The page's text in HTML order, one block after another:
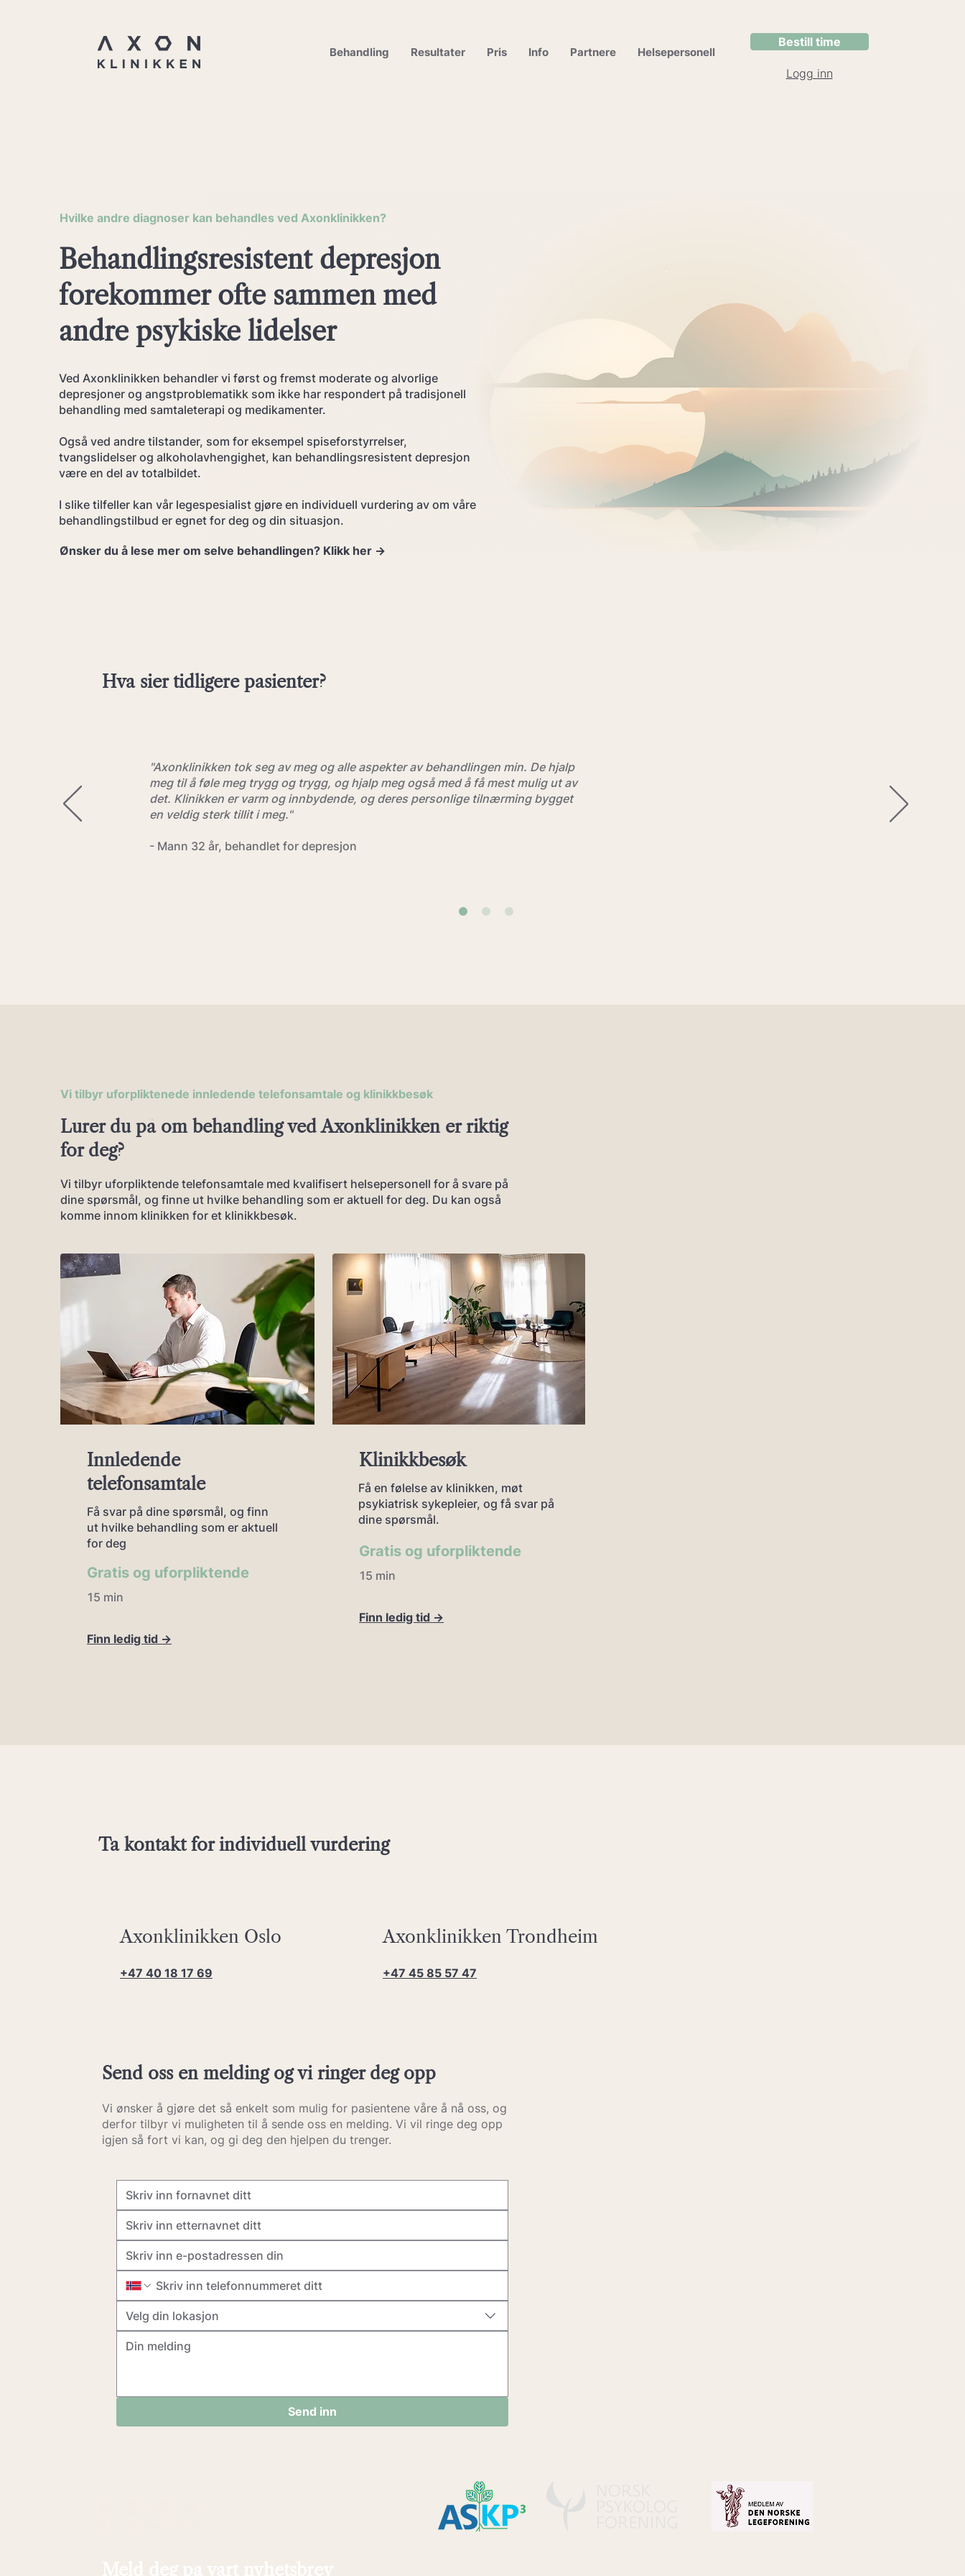
Behandling Resultater Pris Info Partnere Helsepersonell
Bestill time
Logg inn
Hvilke andre diagnoser kan behandles ved Axonklinikken?
Behandlingsresistent depresjon
forekommer ofte sammen med
andre psykiske lidelser
Ved Axonklinikken behandler vi først og fremst moderate og alvorlige
depresjoner og angstproblematikk som ikke har respondert på tradisjonell
behandling med samtaleterapi og medikamenter.
Også ved andre tilstander, som for eksempel spiseforstyrrelser,
tvangslidelser og alkoholavhengighet, kan behandlingsresistent depresjon
være en del av totalbildet.
I slike tilfeller kan vår legespesialist gjøre en individuell vurdering av om våre
behandlingstilbud er egnet for deg og din situasjon.
Ønsker du å lese mer om selve behandlingen? Klikk her ->
Hva sier tidligere pasienter?
"Axonklinikken tok seg av meg og alle aspekter av behandlingen min. De hjalp
meg til å føle meg trygg og trygg, og hjalp meg også med å få mest mulig ut av
det. Klinikken er varm og innbydende, og deres personlige tilnærming bygget
en veldig sterk tillit i meg."
- Mann 32 år, behandlet for depresjon
Vi tilbyr uforpliktenede innledende telefonsamtale og klinikkbesøk
Lurer du på om behandling ved Axonklinikken er riktig
for deg?
Vi tilbyr uforpliktende telefonsamtale med kvalifisert helsepersonell for å svare på
dine spørsmål, og finne ut hvilke behandling som er aktuell for deg. Du kan også
komme innom klinikken for et klinikkbesøk.
Innledende
telefonsamtale
Få svar på dine spørsmål, og finn
ut hvilke behandling som er aktuell
for deg
Gratis og uforpliktende
15 min
Finn ledig tid ->
Klinikkbesøk
Få en følelse av klinikken, møt
psykiatrisk sykepleier, og få svar på
dine spørsmål.
Gratis og uforpliktende
15 min
Finn ledig tid ->
Ta kontakt for individuell vurdering
Axonklinikken Oslo
+47 40 18 17 69
Axonklinikken Trondheim
+47 45 85 57 47
Send oss en melding og vi ringer deg opp
Vi ønsker å gjøre det så enkelt som mulig for pasientene våre å nå oss, og
derfor tilbyr vi muligheten til å sende oss en melding. Vi vil ringe deg opp
igjen så fort vi kan, og gi deg den hjelpen du trenger.
Velg din lokasjon
Send inn
Meld deg på vårt nyhetsbrev